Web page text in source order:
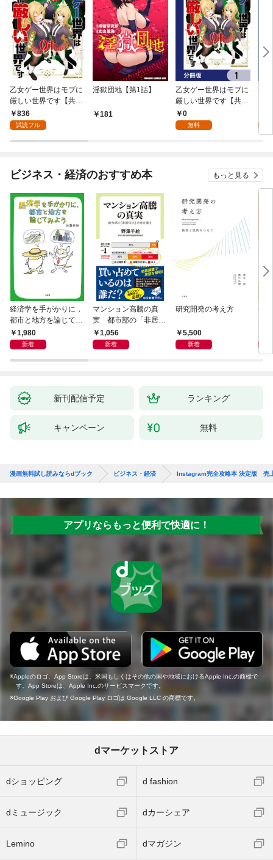
乙女ゲー世界はモブに
厳しい世界です【共和
国編】 ０１
836
試読フル
淫獄団地【第1話】
181
乙女ゲー世界はモブに
厳しい世界です【共和
国編】【分冊版】 1
0
無料
私
を
版
ビジネス・経済のおすすめ本 もっと見る
経済学を手がかりに，
都市と地方を論じてみ
よう1,980
新着
マンション高騰の真
実 都市部の「非居住
化」が街を壊す
1,056
新着
研究開発の考え方
5,500
新着
新刊配信予定 ランキング
キャンペーン 無料
漫画無料試し読みならdブック ビジネス・経済 Instagram完全攻略本 決定版 売
アプリならもっと便利で快適に！
Appleのロゴ、App Storeは、米国もしくはその他の国や地域におけるApple Inc.の商標で
す。App Storeは、Apple Inc.のサービスマークです。
Google Play および Google Play ロゴは Google LLC の商標です。
dマーケットストア
dショッピング d fashion
dミュージック dカーシェア
Lemino dマガジン